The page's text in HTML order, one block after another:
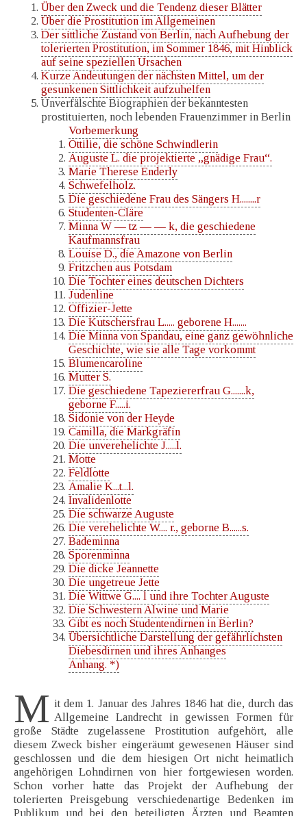
Über den Zweck und die Tendenz dieser Blätter
Über die Prostitution im Allgemeinen
Der sittliche Zustand von Berlin, nach Aufhebung der
tolerierten Prostitution, im Sommer 1846, mit Hinblick
auf seine speziellen Ursachen
Kurze Andeutungen der nächsten Mittel, um der
gesunkenen Sittlichkeit aufzuhelfen
Unverfälschte Biographien der bekanntesten
prostituierten, noch lebenden Frauenzimmer in Berlin
Vorbemerkung
Ottilie, die schöne Schwindlerin
Auguste L. die projektierte „gnädige Frau“.
Marie Therese Enderly
Schwefelholz.
Die geschiedene Frau des Sängers H........r
Studenten-Cläre
Minna W — tz — — k, die geschiedene
Kaufmannsfrau
Louise D., die Amazone von Berlin
Fritzchen aus Potsdam
Die Tochter eines deutschen Dichters
Judenline
Offizier-Jette
Die Kutschersfrau L..... geborene H.......
Die Minna von Spandau, eine ganz gewöhnliche
Geschichte, wie sie alle Tage vorkommt
Blumencaroline
Mutter S.
Die geschiedene Tapeziererfrau G.......k,
geborne F.....i.
Sidonie von der Heyde
Camilla, die Markgräfin
Die unverehelichte J.....l.
Motte
Feldlotte
Amalie K...t...l.
Invalidenlotte
Die schwarze Auguste
Die verehelichte W.... r., geborne B......s.
Bademinna
Sporenminna
Die dicke Jeannette
Die ungetreue Jette
Die Wittwe G.... l und ihre Tochter Auguste
Die Schwestern Alwine und Marie
Gibt es noch Studentendirnen in Berlin?
Übersichtliche Darstellung der gefährlichsten
Diebesdirnen und ihres Anhanges
Anhang. *)
M it dem 1. Januar des Jahres 1846 hat die, durch das
Allgemeine Landrecht in gewissen Formen für
große Städte zugelassene Prostitution aufgehört, alle
diesem Zweck bisher eingeräumt gewesenen Häuser sind
geschlossen und die dem hiesigen Ort nicht heimatlich
angehörigen Lohndirnen von hier fortgewiesen worden.
Schon vorher hatte das Projekt der Aufhebung der
tolerierten Preisgebung verschiedenartige Bedenken im
Publikum und bei den beteiligten Ärzten und Beamten